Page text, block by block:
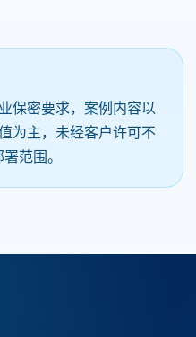
保密要求，案例内容以
为主，未经客户许可不
范围。